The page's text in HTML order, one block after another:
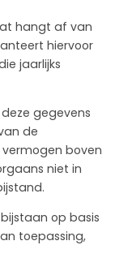
hangt af van
hiervoor
jaarlijks
gegevens
de
boven
niet in
op basis
toepassing,